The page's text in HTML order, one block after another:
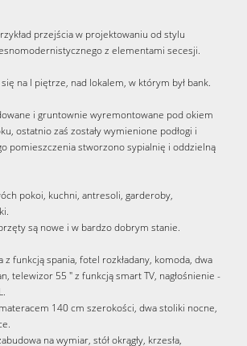
przejścia w projektowaniu od stylu
z elementami secesji.
na I piętrze, nad lokalem, w którym był bank.
i gruntownie wyremontowane pod okiem
ostatnio zaś zostały wymienione podłogi i
pomieszczenia stworzono sypialnię i oddzielną
pokoi, kuchni, antresoli, garderoby,
są nowe i w bardzo dobrym stanie.
z funkcją spania, fotel rozkładany, komoda, dwa
telewizor 55 " z funkcją smart TV, nagłośnienie -
140 cm szerokości, dwa stoliki nocne,
na wymiar, stół okrągły, krzesła,